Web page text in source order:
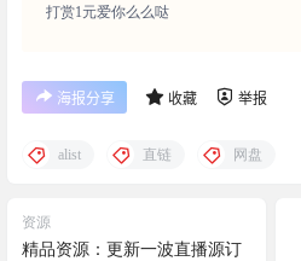
打赏1元爱你么么哒
海报分享 收藏 举报
alist 直链 网盘
资源
精品资源：更新一波直播源订